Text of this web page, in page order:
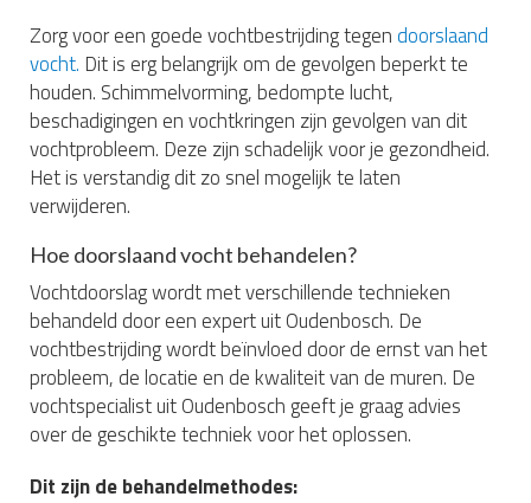
Zorg voor een goede vochtbestrijding tegendoorslaand
vocht. Dit is erg belangrijk om de gevolgen beperkt te
houden. Schimmelvorming, bedompte lucht,
beschadigingen en vochtkringen zijn gevolgen van dit
vochtprobleem. Deze zijn schadelijk voor je gezondheid.
Het is verstandig dit zo snel mogelijk te laten
verwijderen.
Hoe doorslaand vocht behandelen?
Vochtdoorslag wordt met verschillende technieken
behandeld door een expert uit Oudenbosch. De
vochtbestrijding wordt beïnvloed door de ernst van het
probleem, de locatie en de kwaliteit van de muren. De
vochtspecialist uit Oudenbosch geeft je graag advies
over de geschikte techniek voor het oplossen.
Dit zijn de behandelmethodes: